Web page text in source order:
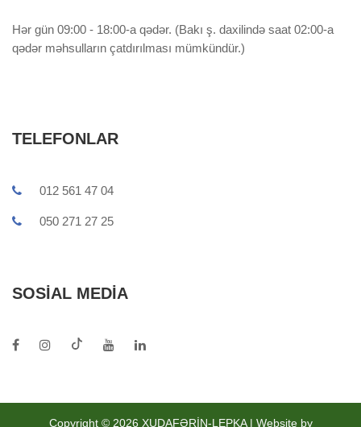
Hər gün 09:00 - 18:00-a qədər. (Bakı ş. daxilində saat 02:00-a
qədər məhsulların çatdırılması mümkündür.)
TELEFONLAR
012 561 47 04
050 271 27 25
SOSIAL MEDIA
Copyright © 2026 XUDAFƏRİN-LEPKA | Website by